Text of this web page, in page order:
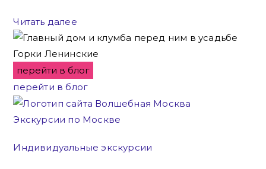
Читать далее
перейти в блог
перейти в блог
Экскурсии по Москве
Индивидуальные экскурсии